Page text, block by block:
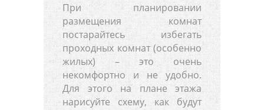
При планировании
размещения комнат
постарайтесь избегать
проходных комнат (особенно
жилых) – это очень
некомфортно и не удобно.
Для этого на плане этажа
нарисуйте схему, как будут